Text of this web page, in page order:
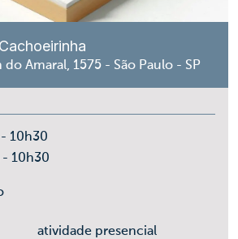
do Amaral, 1575 - São Paulo - SP
10h30
10h30
atividade presencial